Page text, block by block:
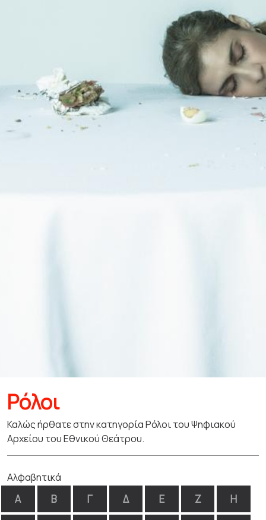
Ρόλοι
Καλώς ήρθατε στην κατηγορία Ρόλοι του Ψηφιακού
Αρχείου του Εθνικού Θεάτρου.
Αλφαβητικά
Α Β Γ Δ Ε Ζ Η